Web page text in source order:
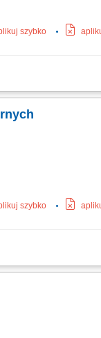
szybko
stawka podstawowa
szybko
i segregacja